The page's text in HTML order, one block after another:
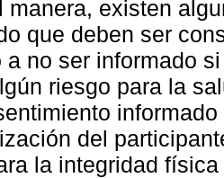
manera, existen
que deben ser
a no ser informado
riesgo para la
del
la integridad